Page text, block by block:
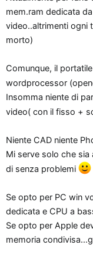
mem.ram dedicata
video..altrimenti ogni
morto)
Comunque, il
wordprocessor
Insomma niente di
video( con il fisso +
Niente CAD niente
Mi serve solo che
di senza problemi
Se opto per PC win
dedicata e CPU a
Se opto per Apple
memoria